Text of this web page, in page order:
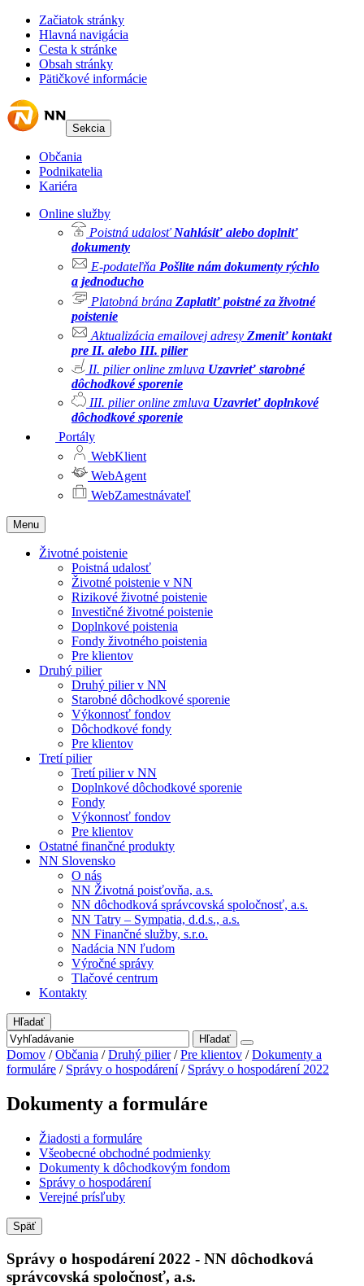
Začiatok stránky
Hlavná navigácia
Cesta k stránke
Obsah stránky
Pätičkové informácie
Sekcia
Občania
Podnikatelia
Kariéra
Online služby
Poistná udalosť Nahlásiť alebo doplniť
dokumenty
E-podateľňa Pošlite nám dokumenty rýchlo
a jednoducho
Platobná brána Zaplatiť poistné za životné
poistenie
Aktualizácia emailovej adresy Zmeniť kontakt
pre II. alebo III. pilier
II. pilier online zmluva Uzavrieť starobné
dôchodkové sporenie
III. pilier online zmluva Uzavrieť doplnkové
dôchodkové sporenie
Portály
WebKlient
WebAgent
WebZamestnávateľ
Menu
Životné poistenie
Poistná udalosť
Životné poistenie v NN
Rizikové životné poistenie
Investičné životné poistenie
Doplnkové poistenia
Fondy životného poistenia
Pre klientov
Druhý pilier
Druhý pilier v NN
Starobné dôchodkové sporenie
Výkonnosť fondov
Dôchodkové fondy
Pre klientov
Tretí pilier
Tretí pilier v NN
Doplnkové dôchodkové sporenie
Fondy
Výkonnosť fondov
Pre klientov
Ostatné finančné produkty
NN Slovensko
O nás
NN Životná poisťovňa, a.s.
NN dôchodková správcovská spoločnosť, a.s.
NN Tatry – Sympatia, d.d.s., a.s.
NN Finančné služby, s.r.o.
Nadácia NN ľudom
Výročné správy
Tlačové centrum
Kontakty
Hľadať
Hľadať
Domov / Občania / Druhý pilier / Pre klientov / Dokumenty a
formuláre / Správy o hospodárení / Správy o hospodárení 2022
Dokumenty a formuláre
Žiadosti a formuláre
Všeobecné obchodné podmienky
Dokumenty k dôchodkovým fondom
Správy o hospodárení
Verejné prísľuby
Späť
Správy o hospodárení 2022 - NN dôchodková
správcovská spoločnosť, a.s.